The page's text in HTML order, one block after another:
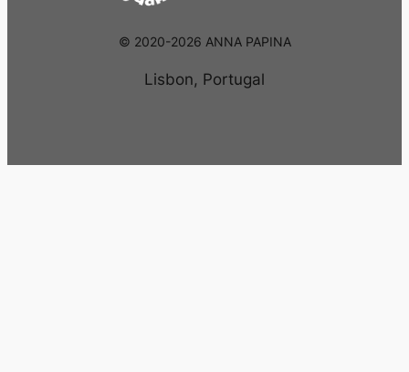
© 2020-2026 ANNA PAPINA
Lisbon, Portugal